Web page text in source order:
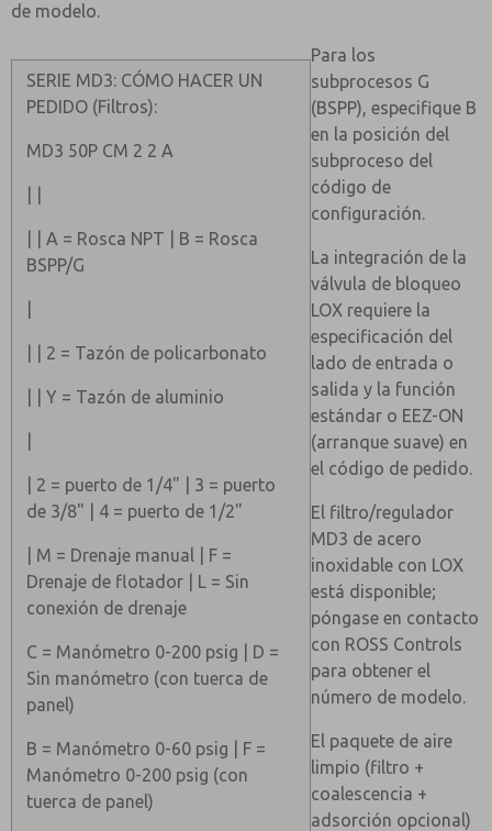
de modelo.
SERIE MD3: CÓMO HACER UN
PEDIDO (Filtros):
MD3 50P CM 2 2 A
| | A = Rosca NPT | B = Rosca
BSPP/G
| | 2 = Tazón de policarbonato
| | Y = Tazón de aluminio
| 2 = puerto de 1/4" | 3 = puerto
de 3/8" | 4 = puerto de 1/2"
| M = Drenaje manual | F =
Drenaje de flotador | L = Sin
conexión de drenaje
C = Manómetro 0-200 psig | D =
Sin manómetro (con tuerca de
panel)
B = Manómetro 0-60 psig | F =
Manómetro 0-200 psig (con
tuerca de panel)
Para los
subprocesos G
(BSPP), especifique B
en la posición del
subproceso del
código de
configuración.
La integración de la
válvula de bloqueo
LOX requiere la
especificación del
lado de entrada o
salida y la función
estándar o EEZ-ON
(arranque suave) en
el código de pedido.
El filtro/regulador
MD3 de acero
inoxidable con LOX
está disponible;
póngase en contacto
con ROSS Controls
para obtener el
número de modelo.
El paquete de aire
limpio (filtro +
coalescencia +
adsorción opcional)